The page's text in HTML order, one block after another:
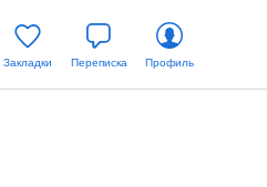
Закладки Переписка Профиль